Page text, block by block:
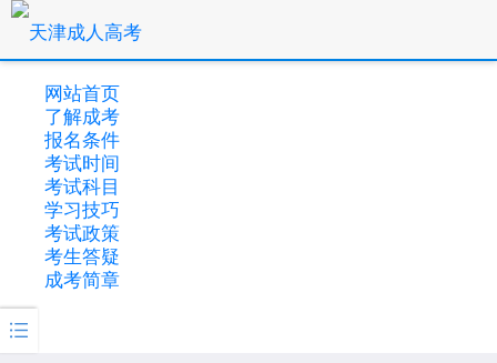
网站首页
了解成考
报名条件
考试时间
考试科目
学习技巧
考试政策
考生答疑
成考简章
